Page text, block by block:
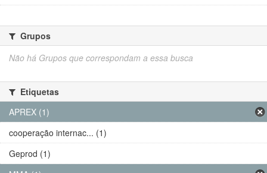
Grupos
Não há Grupos que correspondam a essa busca
Etiquetas
APREX (1)
cooperação internac... (1)
Geprod (1)